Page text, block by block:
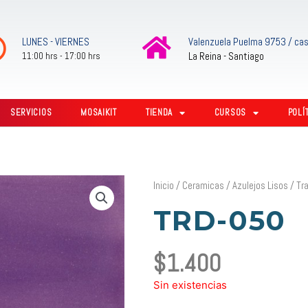
LUNES - VIERNES
11:00 hrs - 17:00 hrs
Valenzuela Puelma 9753 /
La Reina - Santiago
SERVICIOS MOSAIKIT TIENDA CURSOS
Inicio / Ceramicas /Azulejos Lisos /
TRD-050
$1.400
Sin existencias